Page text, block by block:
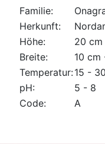
Familie:
Herkunft:
Höhe:
20
Breite:
10 cm
Temperatur:15 -
pH:
5 - 8
Code:
A